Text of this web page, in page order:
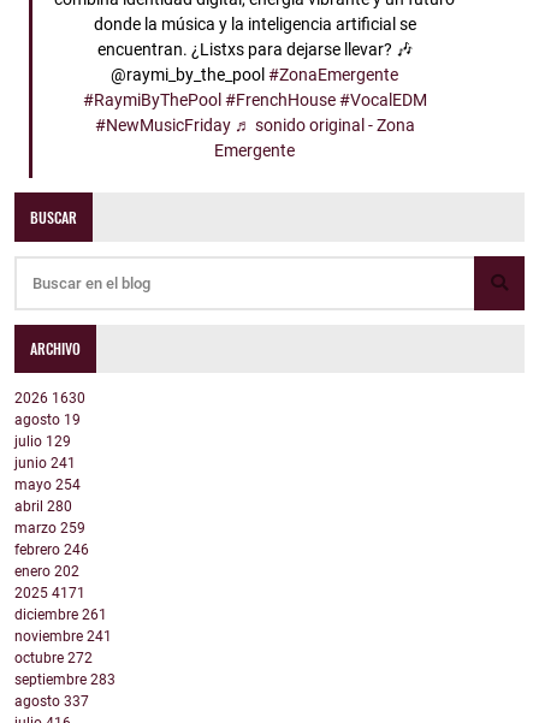
donde la música y la inteligencia artificial se
encuentran. ¿Listxs para dejarse llevar? 🎶
@raymi_by_the_pool#ZonaEmergente
#RaymiByThePool #FrenchHouse #VocalEDM
#NewMusicFriday ♬ sonido original - Zona
Emergente
BUSCAR
ARCHIVO
2026 1630
agosto 19
julio 129
junio 241
mayo 254
abril 280
marzo 259
febrero 246
enero 202
2025 4171
diciembre 261
noviembre 241
octubre 272
septiembre 283
agosto 337